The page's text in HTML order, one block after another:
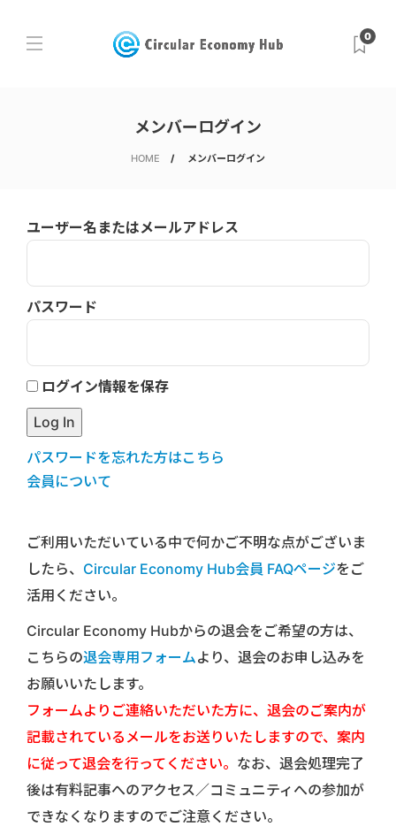
0
メンバーログイン
HOME メンバーログイン
ユーザー名またはメールアドレス
パスワード
ログイン情報を保存
パスワードを忘れた方はこちら
会員について
ご利用いただいている中で何かご不明な点がございま
したら、 Circular Economy Hub会員 FAQページをご
活用ください。
Circular Economy Hubからの退会をご希望の方は、
こちらの退会専用フォームより、退会のお申し込みを
お願いいたします。
フォームよりご連絡いただいた方に、退会のご案内が
記載されているメールをお送りいたしますので、案内
に従って退会を行ってください。 なお、退会処理完了
後は有料記事へのアクセス／コミュニティへの参加が
できなくなりますのでご注意ください。